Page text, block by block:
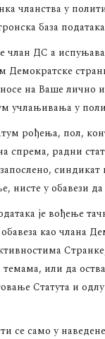
чланства у
база
члан ДС а
Демократске
на Ваше
учлањивања у
рођења, пол,
спрема, радни
нисте у обавези
је вођење
као члана
или да
Статута и
се само у